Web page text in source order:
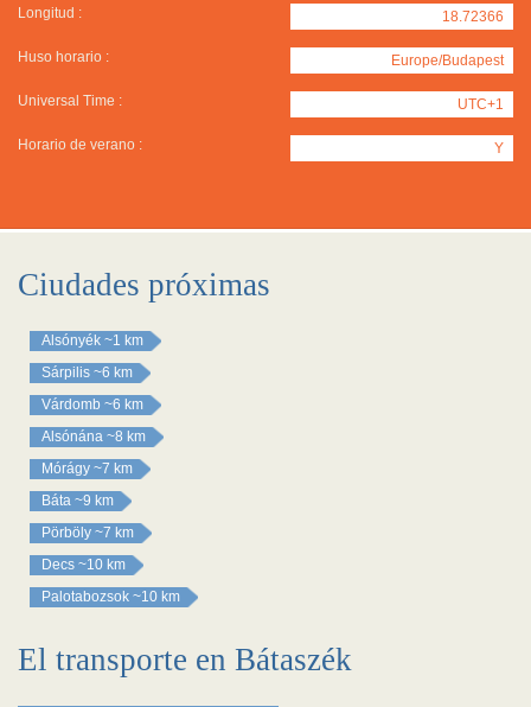
Longitud : 18.72366
Huso horario : Europe/Budapest
Universal Time : UTC+1
Horario de verano : Y
Ciudades próximas
Alsónyék ~1 km
Sárpilis ~6 km
Várdomb ~6 km
Alsónána ~8 km
Mórágy ~7 km
Báta ~9 km
Pörböly ~7 km
Decs ~10 km
Palotabozsok ~10 km
El transporte en Bátaszék